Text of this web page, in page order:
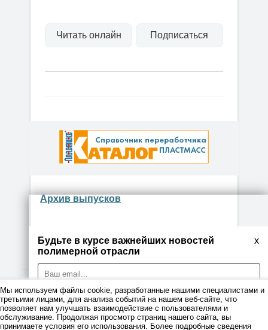
Читать онлайн Подписаться
Архив выпусков
x
Будьте в курсе важнейших новостей
полимерной отрасли
Я даю согласие на обработку персональных данных
© 2026
Правовая информация
Мы используем файлы cookie, разработанные нашими специалистами и
третьими лицами, для анализа событий на нашем веб-сайте, что
позволяет нам улучшать взаимодействие с пользователями и
обслуживание. Продолжая просмотр страниц нашего сайта, вы
принимаете условия его использования. Более подробные сведения